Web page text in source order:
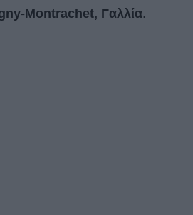
Montrachet, Γαλλία.